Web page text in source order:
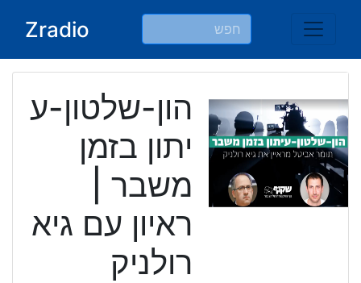
Zradio
הון-שלטון-ע
יתון בזמן
משבר |
ראיון עם גיא
רולניק